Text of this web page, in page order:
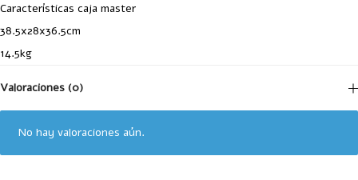
Características caja master
38.5x28x36.5cm
14.5kg
Valoraciones (0)
No hay valoraciones aún.